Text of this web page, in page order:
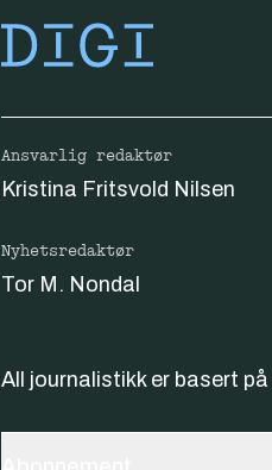
Ansvarlig redaktør
Kristina Fritsvold Nilsen
Nyhetsredaktør
Tor M. Nondal
All journalistikk er basert på